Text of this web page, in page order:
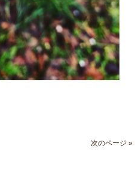
次のページ »